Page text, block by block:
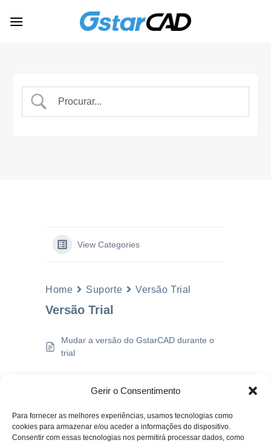
Gerir o Consentimento
Para fornecer as melhores experiências, usamos tecnologias como
cookies para armazenar e/ou aceder a informações do dispositivo.
Consentir com essas tecnologias nos permitirá processar dados, como
View Categories
Home Suporte Versão Trial
Versão Trial
Mudar a versão do GstarCAD durante o
trial
SOBRE NÓS